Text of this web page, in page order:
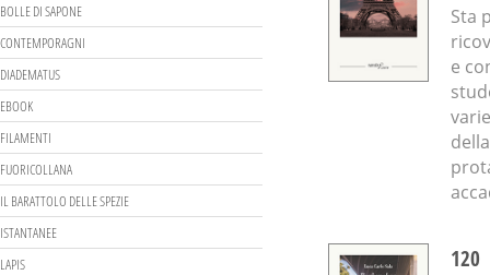
BOLLE DI SAPONE
CONTEMPORAGNI
DIADEMATUS
EBOOK
FILAMENTI
FUORICOLLANA
IL BARATTOLO DELLE SPEZIE
ISTANTANEE
LAPIS
Sta
e
120